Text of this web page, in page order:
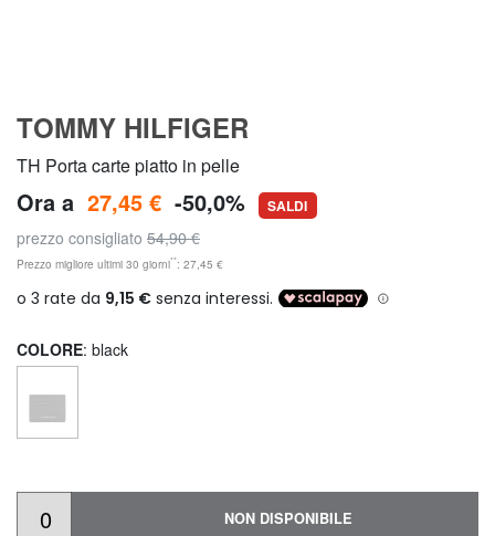
TOMMY HILFIGER
TH Porta carte piatto in pelle
Ora a 27,45 € -50,0% SALDI
prezzo consigliato 54,90 €
Prezzo migliore ultimi 30 giorni**: 27,45 €
COLORE: black
NON DISPONIBILE